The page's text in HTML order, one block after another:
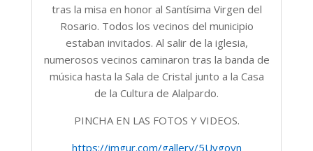
tras la misa en honor al Santísima Virgen del
Rosario. Todos los vecinos del municipio
estaban invitados. Al salir de la iglesia,
numerosos vecinos caminaron tras la banda de
música hasta la Sala de Cristal junto a la Casa
de la Cultura de Alalpardo.
PINCHA EN LAS FOTOS Y VIDEOS.
https://imgur.com/gallery/5Uvgoyn